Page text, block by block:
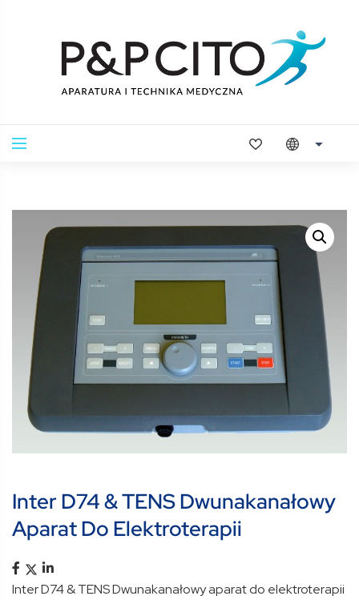
Inter D74 & TENS Dwunakanałowy
Aparat Do Elektroterapii
Inter D74 & TENS Dwunakanałowy aparat do elektroterapii